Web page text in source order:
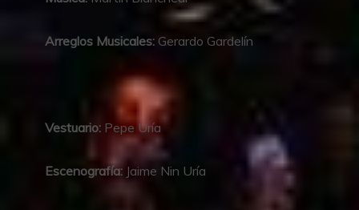
Arreglos Musicales: Gerardo Gardelín
Vestuario: Pepe Uría
Escenografía: Jaime Nin Uría